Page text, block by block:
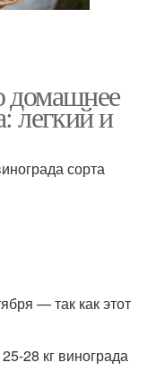
домашнее
легкий и
сорта
— так как этот
28 кг винограда